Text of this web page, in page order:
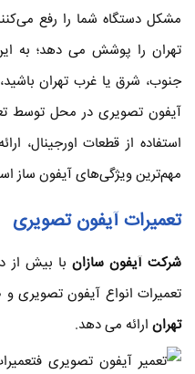
تهران را پوشش می دهد؛ به
جنوب، شرق یا غرب تهران
آیفون تصویری در محل توسط
استفاده از قطعات اورجینال،
مهم‌ترین ویژگی‌های آیفون ساز
تعمیرات آیفون تصویری
شرکت آیفون سازان با بیش از
تعمیرات انواع آیفون تصویری و
تهران ارائه می دهد.